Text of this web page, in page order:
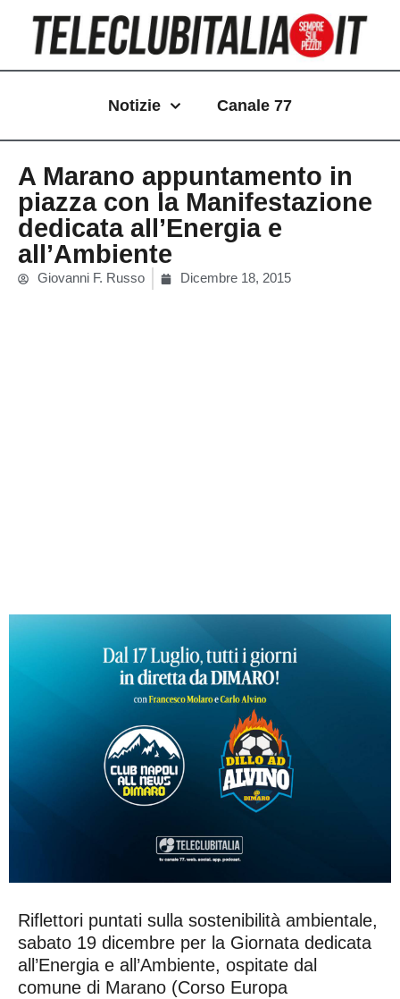
contenuto
Notizie Canale 77
A Marano appuntamento in
piazza con la Manifestazione
dedicata all’Energia e
all’Ambiente
Giovanni F. Russo Dicembre 18, 2015
Riflettori puntati sulla sostenibilità ambientale,
sabato 19 dicembre per la Giornata dedicata
all’Energia e all’Ambiente, ospitate dal
comune di Marano (Corso Europa